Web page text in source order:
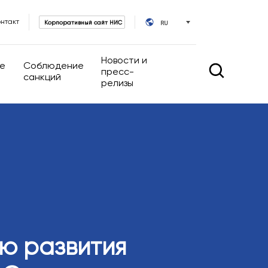
Корпоративный сайт НИС RU
управление
Соблюдение
санкций
Новости и
пресс-
релизы
развития